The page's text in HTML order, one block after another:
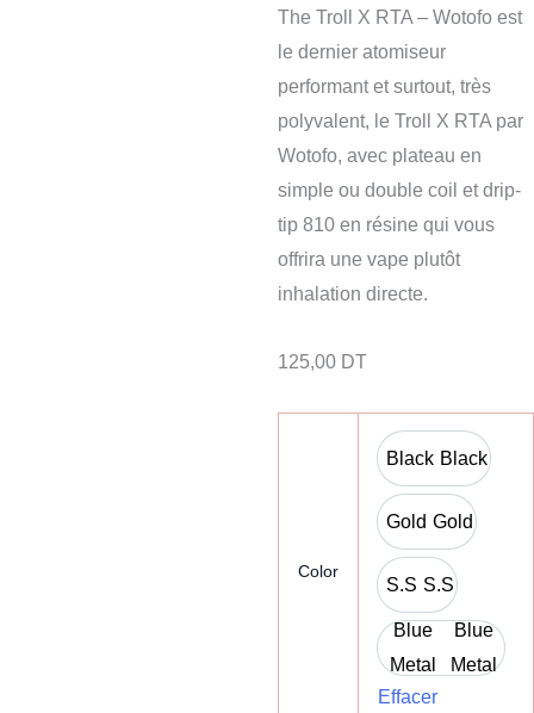
The Troll X RTA – Wotofo est
le dernier atomiseur
performant et surtout, très
polyvalent, le Troll X RTA par
Wotofo, avec plateau en
simple ou double coil et drip-
tip 810 en résine qui vous
offrira une vape plutôt
inhalation directe.
125,00 DT
Color
Black Black
Gold Gold
S.S S.S
Blue
Metal
Blue
Metal
Effacer